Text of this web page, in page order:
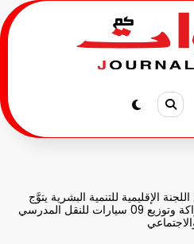
الإقليمية للتنمية البشرية يتوَّج
بالمصادقة على 12 اتفاقية شراكة وتوزيع 09 سيارات للنقل المدرسي